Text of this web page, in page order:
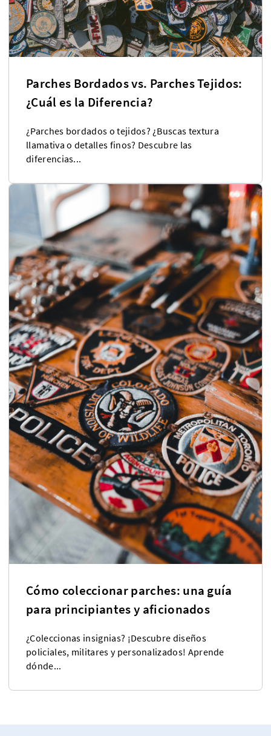
Parches Bordados vs. Parches Tejidos:
¿Cuál es la Diferencia?
¿Parches bordados o tejidos? ¿Buscas textura
llamativa o detalles finos? Descubre las
diferencias...
Cómo coleccionar parches: una guía
para principiantes y aficionados
¿Coleccionas insignias? ¡Descubre diseños
policiales, militares y personalizados! Aprende
dónde...